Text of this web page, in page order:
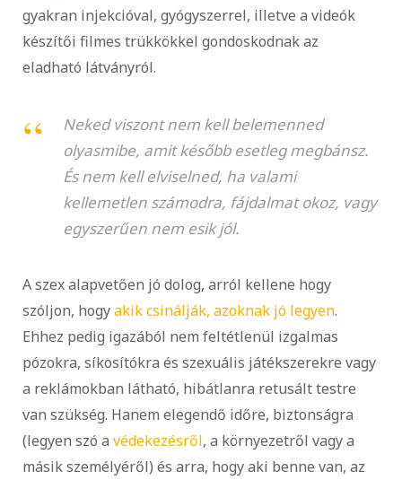
gyakran injekcióval, gyógyszerrel, illetve a videók
készítői filmes trükkökkel gondoskodnak az
eladható látványról.
Neked viszont nem kell belemenned
olyasmibe, amit később esetleg megbánsz.
És nem kell elviselned, ha valami
kellemetlen számodra, fájdalmat okoz, vagy
egyszerűen nem esik jól.
A szex alapvetően jó dolog, arról kellene hogy
szóljon, hogyakik csinálják, azoknak jó legyen.
Ehhez pedig igazából nem feltétlenül izgalmas
pózokra, síkosítókra és szexuális játékszerekre vagy
a reklámokban látható, hibátlanra retusált testre
van szükség. Hanem elegendő időre, biztonságra
(legyen szó a védekezésről, a környezetről vagy a
másik személyéről) és arra, hogy aki benne van, az